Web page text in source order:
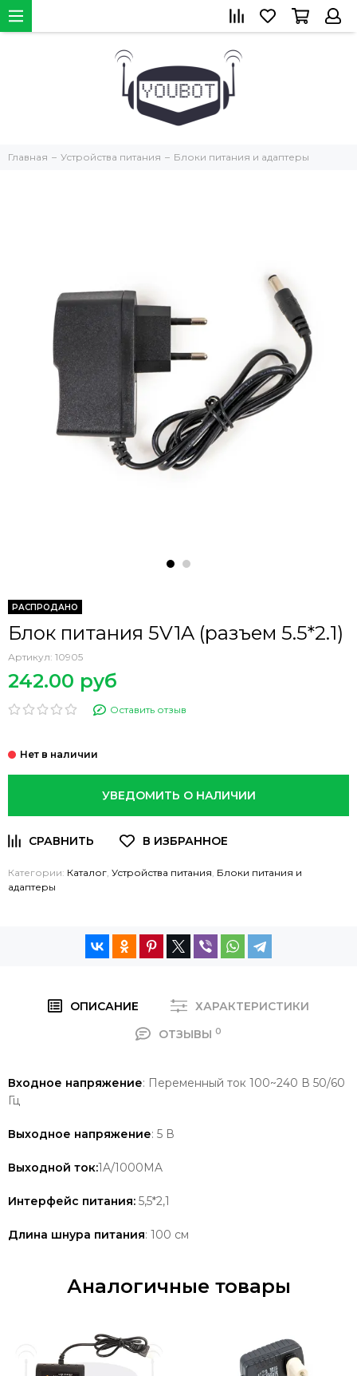
Главная Устройства питания Блоки питания и адаптеры
РАСПРОДАНО
Блок питания 5V1A (разъем 5.5*2.1)
Артикул: 10905
242.00 руб
Оставить отзыв
УВЕДОМИТЬ О НАЛИЧИИ
Категории: Каталог Устройства питания Блоки питания и
адаптеры
ОПИСАНИЕ
ХАРАКТЕРИСТИКИ
ОТЗЫВЫ 0
Входное напряжение: Переменный ток 100~240 В 50/60
Гц
Выходное напряжение: 5 В
Выходной ток:1A/1000MA
Интерфейс питания: 5,5*2,1
Длина шнура питания: 100 см
Аналогичные товары